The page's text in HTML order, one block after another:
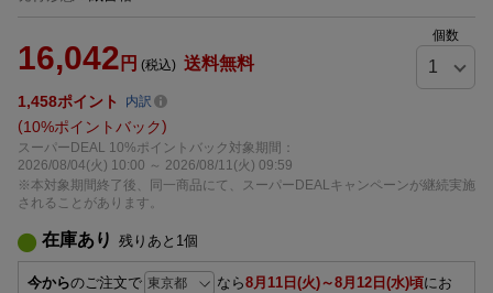
16,042 円 (税込) 送料無料
個数
1,458ポイント 内訳
10%ポイントバック
スーパーDEAL 10%ポイントバック対象期間：
2026/08/04(火) 10:00 ～ 2026/08/11(火) 09:59
※本対象期間終了後、同一商品にて、スーパーDEALキャンペーンが継続実施
されることがあります。
在庫あり 残りあと 1個
今からのご注文で なら8月11日(火)～8月12日(水)頃にお